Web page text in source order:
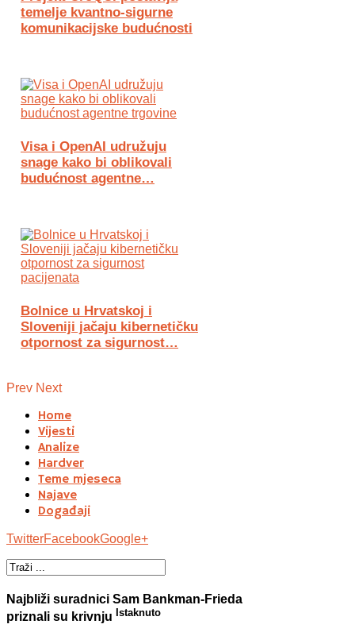
temelje kvantno-sigurne
komunikacijske budućnosti
Visa i OpenAI udružuju
snage kako bi oblikovali
budućnost agentne…
Bolnice u Hrvatskoj i
Sloveniji jačaju kibernetičku
otpornost za sigurnost…
Prev Next
Home
Vijesti
Analize
Hardver
Teme mjeseca
Najave
Događaji
TwitterFacebookGoogle+
Najbliži suradnici Sam Bankman-Frieda
priznali su krivnju Istaknuto